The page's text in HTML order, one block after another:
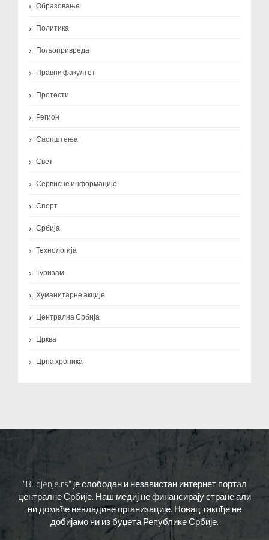
Образовање
Политика
Пољопривреда
Правни факултет
Протести
Регион
Саопштења
Свет
Сервисне информације
Спорт
Србија
Технологија
Туризам
Хуманитарне акције
Централна Србија
Црква
Црна хроника
"Budjenje.rs" је слободан и независтан интернет портaл
централне Србије. Наш медиј не финансирају стране али
ни домаће невладине организације. Новац такође не
добијамо ни из буџета Републике Србије.